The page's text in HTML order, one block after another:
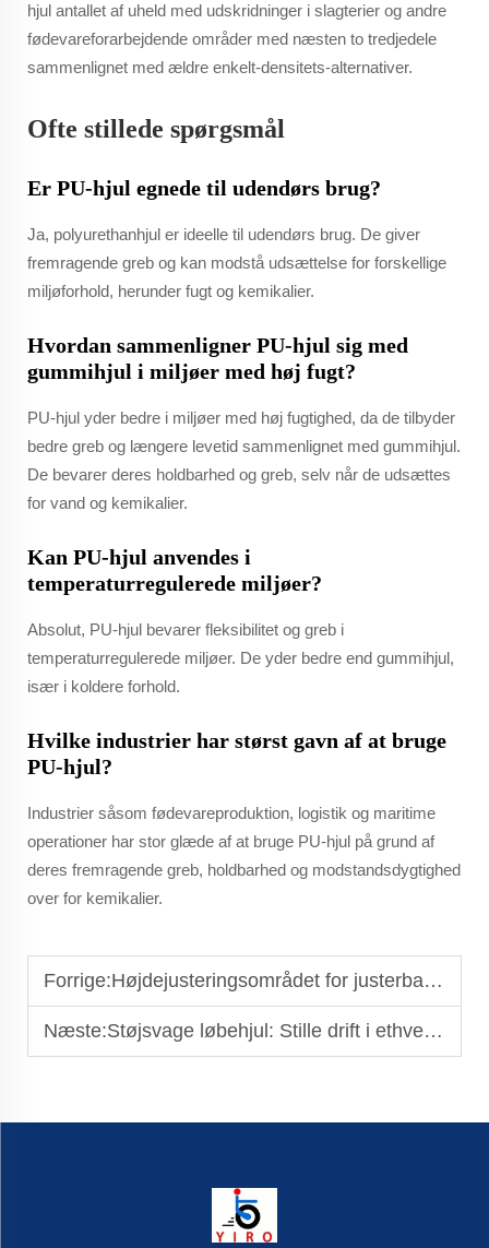
hjul antallet af uheld med udskridninger i slagterier og andre
fødevareforarbejdende områder med næsten to tredjedele
sammenlignet med ældre enkelt-densitets-alternativer.
Ofte stillede spørgsmål
Er PU-hjul egnede til udendørs brug?
Ja, polyurethanhjul er ideelle til udendørs brug. De giver
fremragende greb og kan modstå udsættelse for forskellige
miljøforhold, herunder fugt og kemikalier.
Hvordan sammenligner PU-hjul sig med
gummihjul i miljøer med høj fugt?
PU-hjul yder bedre i miljøer med høj fugtighed, da de tilbyder
bedre greb og længere levetid sammenlignet med gummihjul.
De bevarer deres holdbarhed og greb, selv når de udsættes
for vand og kemikalier.
Kan PU-hjul anvendes i
temperaturregulerede miljøer?
Absolut, PU-hjul bevarer fleksibilitet og greb i
temperaturregulerede miljøer. De yder bedre end gummihjul,
især i koldere forhold.
Hvilke industrier har størst gavn af at bruge
PU-hjul?
Industrier såsom fødevareproduktion, logistik og maritime
operationer har stor glæde af at bruge PU-hjul på grund af
deres fremragende greb, holdbarhed og modstandsdygtighed
over for kemikalier.
Forrige:Højdejusteringsområdet for justerbare udjævningsfødder: Sådan vælger du den rigtige
Næste:Støjsvage løbehjul: Stille drift i ethvert miljø